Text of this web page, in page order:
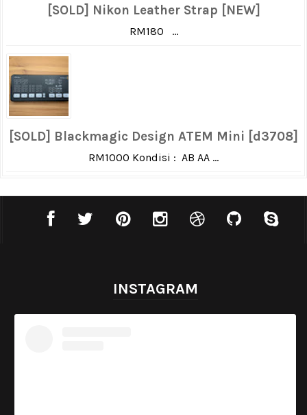
[SOLD] Nikon Leather Strap [NEW]
RM180 ...
[SOLD] Blackmagic Design ATEM Mini [d3708]
RM1000 Kondisi : AB AA ...
INSTAGRAM